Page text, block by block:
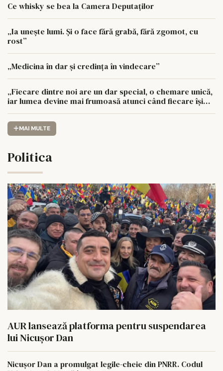
Ce whisky se bea la Camera Deputaților
„Ia unește lumi. Și o face fără grabă, fără zgomot, cu
rost”
„Medicina în dar și credința în vindecare”
„Fiecare dintre noi are un dar special, o chemare unică,
iar lumea devine mai frumoasă atunci când fiecare își
MAI MULTE
Politica
AUR lansează platforma pentru suspendarea
lui Nicușor Dan
Nicușor Dan a promulgat legile-cheie din PNRR. Codul